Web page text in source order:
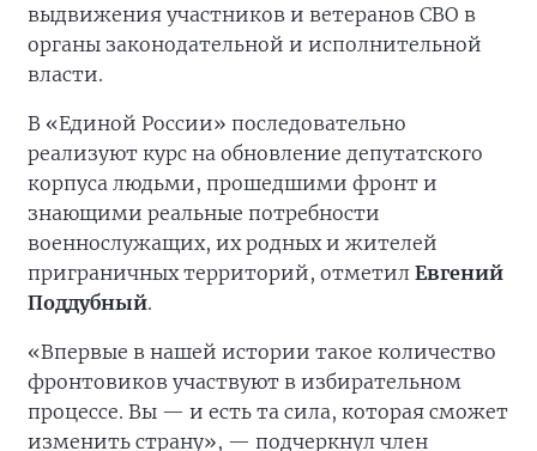
выдвижения участников и ветеранов СВО в
органы законодательной и исполнительной
власти.
В «Единой России» последовательно
реализуют курс на обновление депутатского
корпуса людьми, прошедшими фронт и
знающими реальные потребности
военнослужащих, их родных и жителей
приграничных территорий, отметил Евгений
Поддубный.
«Впервые в нашей истории такое количество
фронтовиков участвуют в избирательном
процессе. Вы — и есть та сила, которая сможет
изменить страну», — подчеркнул член